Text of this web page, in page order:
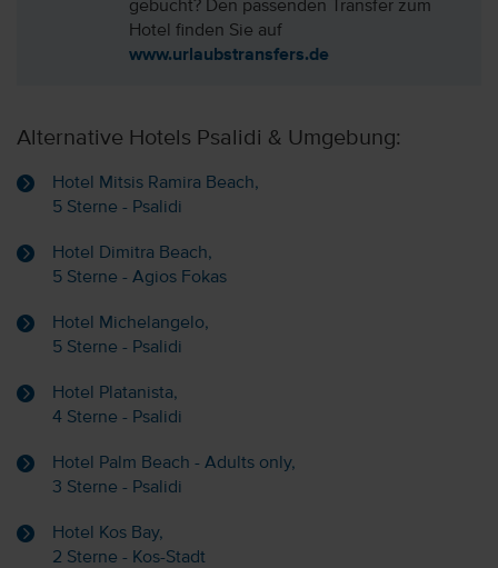
gebucht? Den passenden Transfer zum
Hotel finden Sie auf
www.urlaubstransfers.de
Alternative Hotels Psalidi & Umgebung:
Hotel Mitsis Ramira Beach,
5 Sterne - Psalidi
Hotel Dimitra Beach,
5 Sterne - Agios Fokas
Hotel Michelangelo,
5 Sterne - Psalidi
Hotel Platanista,
4 Sterne - Psalidi
Hotel Palm Beach - Adults only,
3 Sterne - Psalidi
Hotel Kos Bay,
2 Sterne - Kos-Stadt